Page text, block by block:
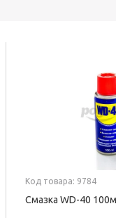
Код товара: 9784
Смазка WD-40